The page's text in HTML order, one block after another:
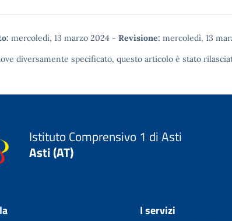
mercoledì, 13 marzo 2024 - Revisione: mercoledì, 13
diversamente specificato, questo articolo è stato
Istituto Comprensivo 1 di Asti
Asti (AT)
I servizi